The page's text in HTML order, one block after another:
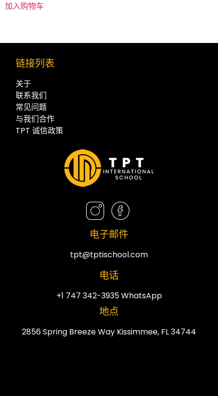
加入购物车
链接列表
关于
联系我们
常见问题
与我们合作
TPT 诚信政策
电子邮件
tpt@tptischool.com
电话
+1 747 342-3935 WhatsApp
地点
2856 Spring Breeze Way Kissimmee, FL 34744